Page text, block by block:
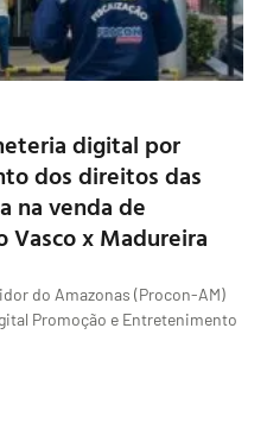
digital por
dos direitos das
na venda de
Vasco x Madureira
do Amazonas (Procon-AM)
Promoção e Entretenimento